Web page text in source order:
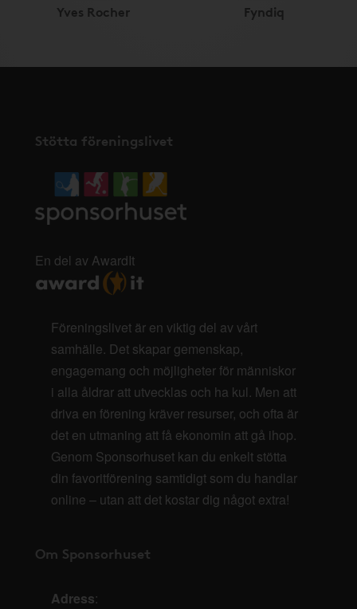
Yves Rocher Fyndiq
Stötta föreningslivet
En del av AwardIt
Föreningslivet är en viktig del av vårt
samhälle. Det skapar gemenskap,
engagemang och möjligheter för människor
i alla åldrar att utvecklas och ha kul. Men att
driva en förening kräver resurser, och ofta är
det en utmaning att få ekonomin att gå ihop.
Genom Sponsorhuset kan du enkelt stötta
din favoritförening samtidigt som du handlar
online – utan att det kostar dig något extra!
Om Sponsorhuset
Adress: